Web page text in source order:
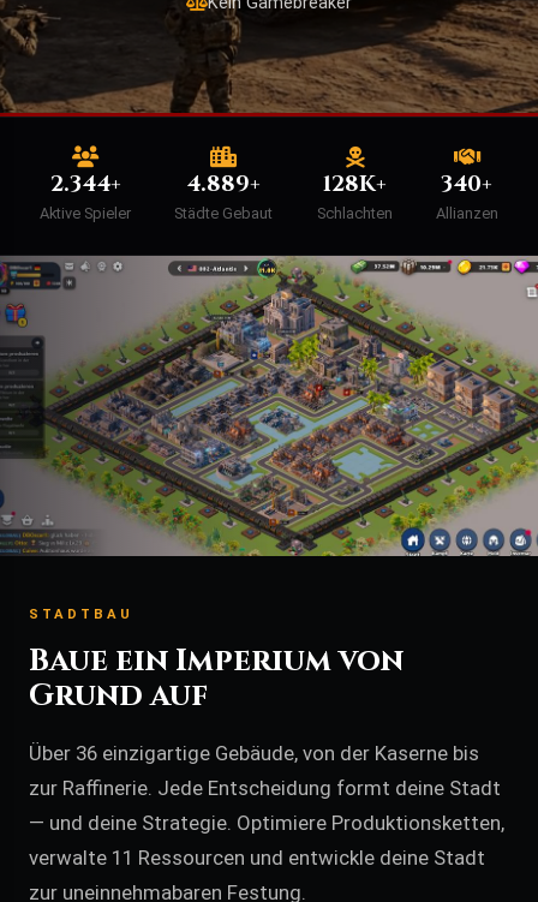
2.344+
Aktive Spieler
4.889+
Städte Gebaut
128K+
Schlachten
340+
Allianzen
STADTBAU
Baue ein Imperium von
Grund auf
Über 36 einzigartige Gebäude, von der Kaserne bis
zur Raffinerie. Jede Entscheidung formt deine Stadt
— und deine Strategie. Optimiere Produktionsketten,
verwalte 11 Ressourcen und entwickle deine Stadt
zur uneinnehmabaren Festung.